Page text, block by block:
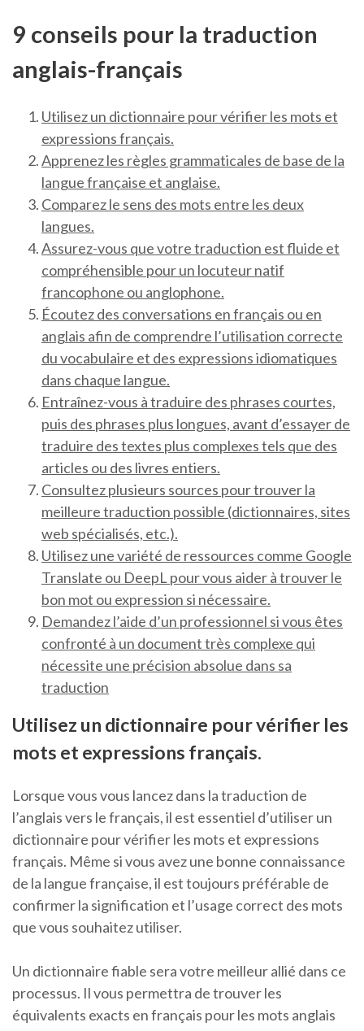
9 conseils pour la traduction
anglais-français
Utilisez un dictionnaire pour vérifier les mots et
expressions français.
Apprenez les règles grammaticales de base de la
langue française et anglaise.
Comparez le sens des mots entre les deux
langues.
Assurez-vous que votre traduction est fluide et
compréhensible pour un locuteur natif
francophone ou anglophone.
Écoutez des conversations en français ou en
anglais afin de comprendre l’utilisation correcte
du vocabulaire et des expressions idiomatiques
dans chaque langue.
Entraînez-vous à traduire des phrases courtes,
puis des phrases plus longues, avant d’essayer de
traduire des textes plus complexes tels que des
articles ou des livres entiers.
Consultez plusieurs sources pour trouver la
meilleure traduction possible (dictionnaires, sites
web spécialisés, etc.).
Utilisez une variété de ressources comme Google
Translate ou DeepL pour vous aider à trouver le
bon mot ou expression si nécessaire.
Demandez l’aide d’un professionnel si vous êtes
confronté à un document très complexe qui
nécessite une précision absolue dans sa
traduction
Utilisez un dictionnaire pour vérifier les
mots et expressions français.
Lorsque vous vous lancez dans la traduction de
l’anglais vers le français, il est essentiel d’utiliser un
dictionnaire pour vérifier les mots et expressions
français. Même si vous avez une bonne connaissance
de la langue française, il est toujours préférable de
confirmer la signification et l’usage correct des mots
que vous souhaitez utiliser.
Un dictionnaire fiable sera votre meilleur allié dans ce
processus. Il vous permettra de trouver les
équivalents exacts en français pour les mots anglais